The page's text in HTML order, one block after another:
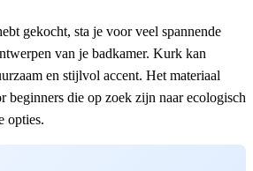
gekocht, sta je voor veel spannende
van je badkamer. Kurk kan
en stijlvol accent. Het materiaal
beginners die op zoek zijn naar ecologisch
opties.